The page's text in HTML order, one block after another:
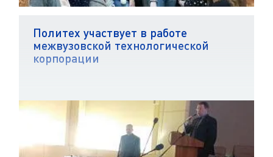
Политех участвует в работе
межвузовской технологической
корпорации